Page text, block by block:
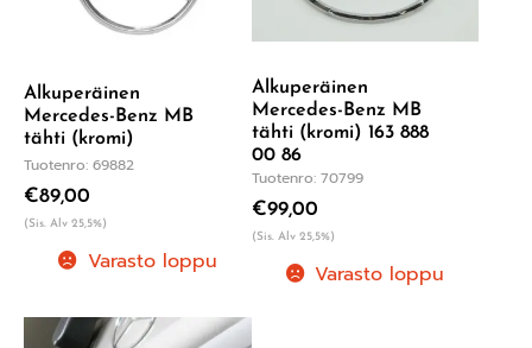
Alkuperäinen
Mercedes-Benz MB
tähti (kromi)
Tuotenro: 69882
€89,00
(Sis. Alv 25,5%)
Varasto loppu
Alkuperäinen
Mercedes-Benz MB
tähti (kromi) 163 888
00 86
Tuotenro: 70799
€99,00
(Sis. Alv 25,5%)
Varasto loppu